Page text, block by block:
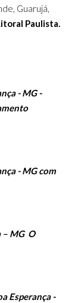
Guarujá,
Paulista.
- MG -
- MG com
– MG O
Esperança -